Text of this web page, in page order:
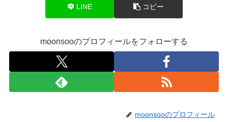
LINE コピー
moonsooのプロフィールをフォローする
moonsooのプロフィール